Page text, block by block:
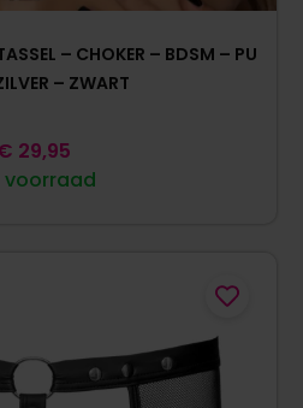
– CHOKER – BDSM – PU
– ZWART
voorraad
29,95